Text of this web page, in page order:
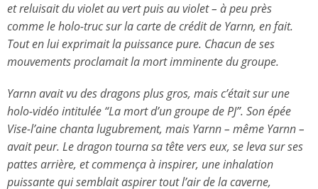
et reluisait du violet au vert puis au violet – à peu près
comme le holo-truc sur la carte de crédit de Yarnn, en fait.
Tout en lui exprimait la puissance pure. Chacun de ses
mouvements proclamait la mort imminente du groupe.
Yarnn avait vu des dragons plus gros, mais c’était sur une
holo-vidéo intitulée “La mort d’un groupe de PJ”. Son épée
Vise-l’aine chanta lugubrement, mais Yarnn – même Yarnn –
avait peur. Le dragon tourna sa tête vers eux, se leva sur ses
pattes arrière, et commença à inspirer, une inhalation
puissante qui semblait aspirer tout l’air de la caverne,